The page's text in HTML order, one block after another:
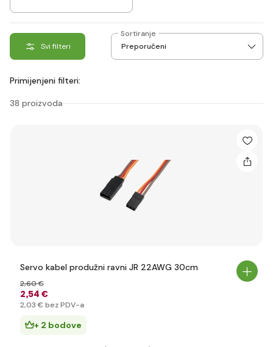
Svi filteri
Sortiranje
Primijenjeni filteri:
38 proizvoda
Servo kabel produžni ravni JR 22AWG 30cm
2,54 €
2,60 €
2,03 € bez PDV-a
+ 2 bodove